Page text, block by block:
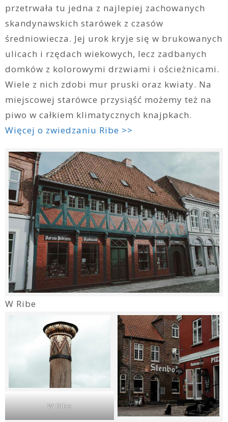
przetrwała tu jedna z najlepiej zachowanych
skandynawskich starówek z czasów
średniowiecza. Jej urok kryje się w brukowanych
ulicach i rzędach wiekowych, lecz zadbanych
domków z kolorowymi drzwiami i ościeżnicami.
Wiele z nich zdobi mur pruski oraz kwiaty. Na
miejscowej starówce przysiąść możemy też na
piwo w całkiem klimatycznych knajpkach.
Więcej o zwiedzaniu Ribe >>
W Ribe
W Ribe